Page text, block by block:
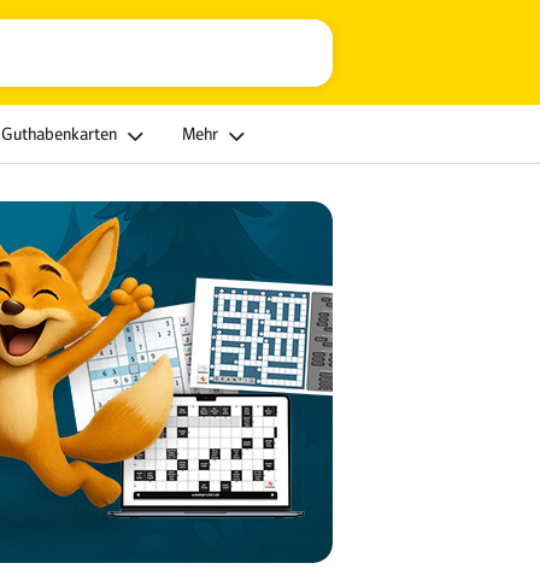
Guthabenkarten Mehr